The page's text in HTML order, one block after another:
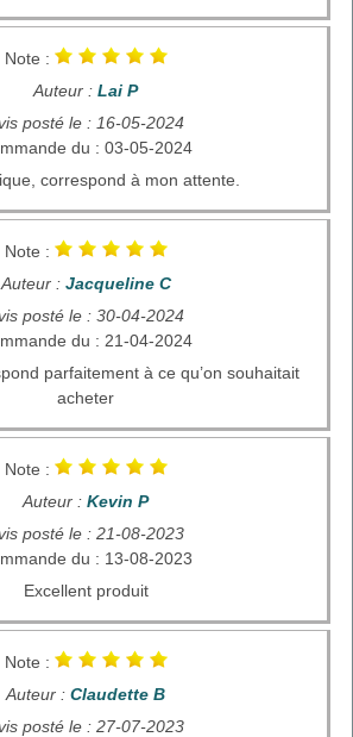
Note :
Auteur : Lai P
posté le : 16-05-2024
du : 03-05-2024
correspond à mon attente.
Note :
Auteur : Jacqueline C
posté le : 30-04-2024
du : 21-04-2024
parfaitement à ce qu’on souhaitait
acheter
Note :
Auteur : Kevin P
posté le : 21-08-2023
du : 13-08-2023
Excellent produit
Note :
Auteur : Claudette B
posté le : 27-07-2023